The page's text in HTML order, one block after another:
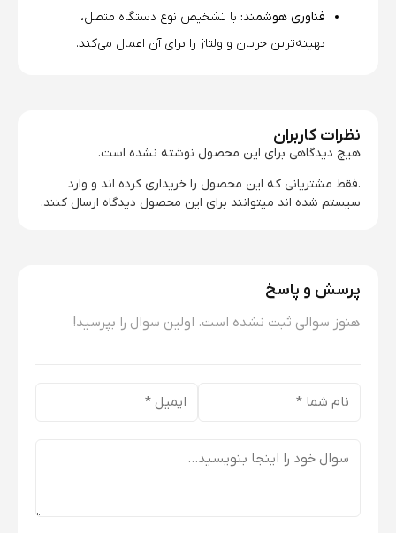
فناوری هوشمند: با تشخیص نوع دستگاه متصل،
بهینه‌ترین جریان و ولتاژ را برای آن اعمال می‌کند.
نظرات کاربران
هیچ دیدگاهی برای این محصول نوشته نشده است.
.فقط مشتریانی که این محصول را خریداری کرده اند و وارد
سیستم شده اند میتوانند برای این محصول دیدگاه ارسال کنند.
پرسش و پاسخ
هنوز سوالی ثبت نشده است. اولین سوال را بپرسید!